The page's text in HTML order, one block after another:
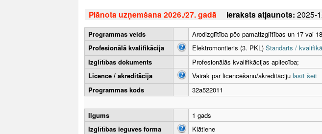
V
Plānota uzņemšana 2026./27. gadā Ieraksts atjaunots: 2025-
Programmas veids
Arodizglītība pēc pamatizglītības un 17 vai
Profesionālā kvalifikācija
Elektromontieris (3. PKL) Standarts /
Izglītības dokuments
Profesionālās kvalifikācijas apliecība;
Licence / akreditācija
Vairāk par licencēšanu/akreditāciju lasīt šeit
Programmas kods
32a522011
Ilgums
1 gads
Izglītības ieguves forma
Klātiene